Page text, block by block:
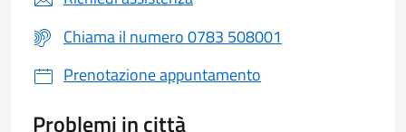
Chiama il numero 0783 508001
Prenotazione appuntamento
Problemi in città